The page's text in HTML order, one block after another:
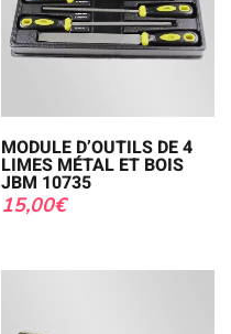
MODULE D’OUTILS DE 4
LIMES MÉTAL ET BOIS
JBM 10735
15,00€